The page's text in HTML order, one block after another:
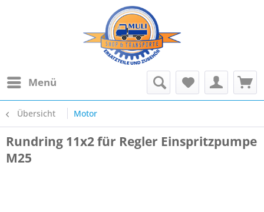
Menü
Übersicht Motor
Rundring 11x2 für Regler Einspritzpumpe
M25